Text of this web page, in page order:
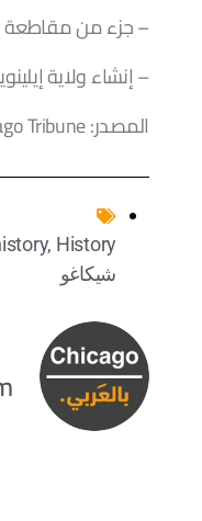
– جزء من مقاطعة إنديانا
– إنشاء ولاية إيلينويز
المصدر: Chicago Tribune
,History
شيكاغو